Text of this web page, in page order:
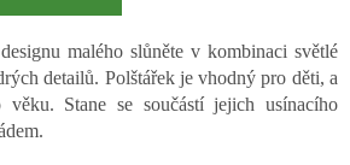
malého slůněte v kombinaci světlé
detailů. Polštářek je vhodný pro děti, a
Stane se součástí jejich usínacího